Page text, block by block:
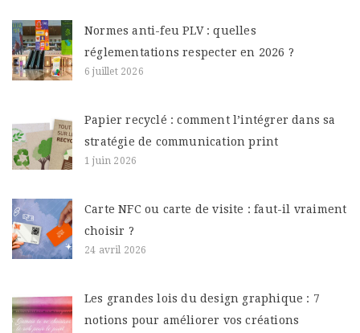
Normes anti-feu PLV : quelles
réglementations respecter en 2026 ?
6 juillet 2026
Papier recyclé : comment l’intégrer dans sa
stratégie de communication print
1 juin 2026
Carte NFC ou carte de visite : faut-il vraiment
choisir ?
24 avril 2026
Les grandes lois du design graphique : 7
notions pour améliorer vos créations